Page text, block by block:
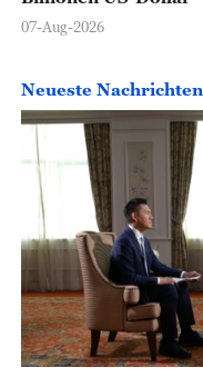
07-Aug-2026
Neueste Nachrichten